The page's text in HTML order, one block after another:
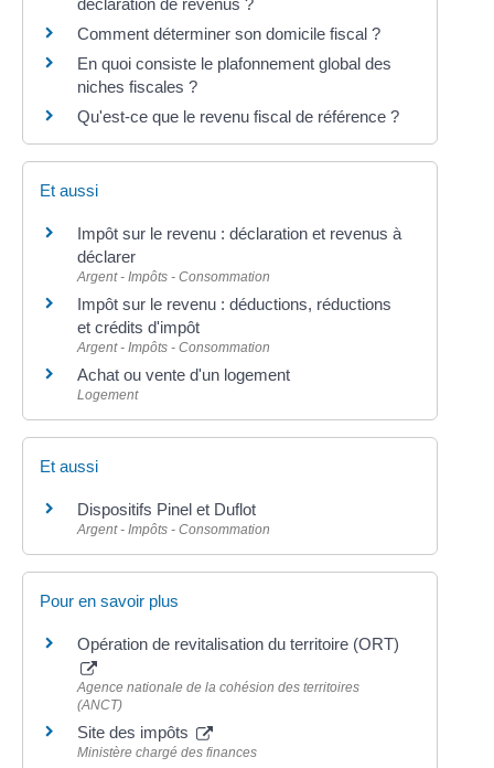
Comment déterminer son domicile fiscal ?
En quoi consiste le plafonnement global des
niches fiscales ?
Qu'est-ce que le revenu fiscal de référence ?
Et aussi
Impôt sur le revenu : déclaration et revenus à
déclarer
Argent - Impôts - Consommation
Impôt sur le revenu : déductions, réductions
et crédits d'impôt
Argent - Impôts - Consommation
Achat ou vente d'un logement
Logement
Et aussi
Dispositifs Pinel et Duflot
Argent - Impôts - Consommation
Pour en savoir plus
Opération de revitalisation du territoire (ORT)
Agence nationale de la cohésion des territoires
(ANCT)
Site des impôts
Ministère chargé des finances